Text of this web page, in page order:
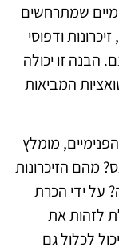
שמתרחשים
ודפוסי
הבנה זו יכולה
המביאות
מומלץ
מהם הזיכרונות
על ידי הכרת
לזהות את
לכלול גם